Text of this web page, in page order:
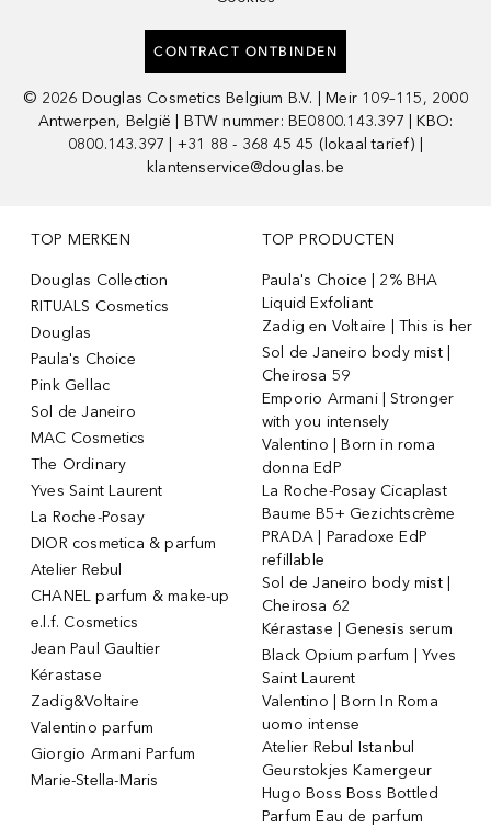
CONTRACT ONTBINDEN
© 2026 Douglas Cosmetics Belgium B.V. | Meir 109–115, 2000
Antwerpen, België | BTW nummer: BE0800.143.397 | KBO:
0800.143.397 | +31 88 - 368 45 45 (lokaal tarief) |
klantenservice@douglas.be
TOP MERKEN
Douglas Collection
RITUALS Cosmetics
Douglas
Paula's Choice
Pink Gellac
Sol de Janeiro
MAC Cosmetics
The Ordinary
Yves Saint Laurent
La Roche-Posay
DIOR cosmetica & parfum
Atelier Rebul
CHANEL parfum & make-up
e.l.f. Cosmetics
Jean Paul Gaultier
Kérastase
Zadig&Voltaire
Valentino parfum
Giorgio Armani Parfum
Marie-Stella-Maris
TOP PRODUCTEN
Paula's Choice | 2% BHA
Liquid Exfoliant
Zadig en Voltaire | This is her
Sol de Janeiro body mist |
Cheirosa 59
Emporio Armani | Stronger
with you intensely
Valentino | Born in roma
donna EdP
La Roche-Posay Cicaplast
Baume B5+ Gezichtscrème
PRADA | Paradoxe EdP
refillable
Sol de Janeiro body mist |
Cheirosa 62
Kérastase | Genesis serum
Black Opium parfum | Yves
Saint Laurent
Valentino | Born In Roma
uomo intense
Atelier Rebul Istanbul
Geurstokjes Kamergeur
Hugo Boss Boss Bottled
Parfum Eau de parfum